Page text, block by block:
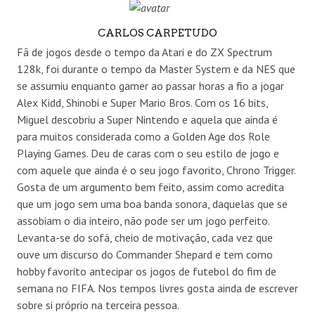
CARLOS CARPETUDO
Fã de jogos desde o tempo da Atari e do ZX Spectrum
128k, foi durante o tempo da Master System e da NES que
se assumiu enquanto gamer ao passar horas a fio a jogar
Alex Kidd, Shinobi e Super Mario Bros. Com os 16 bits,
Miguel descobriu a Super Nintendo e aquela que ainda é
para muitos considerada como a Golden Age dos Role
Playing Games. Deu de caras com o seu estilo de jogo e
com aquele que ainda é o seu jogo favorito, Chrono Trigger.
Gosta de um argumento bem feito, assim como acredita
que um jogo sem uma boa banda sonora, daquelas que se
assobiam o dia inteiro, não pode ser um jogo perfeito.
Levanta-se do sofá, cheio de motivação, cada vez que
ouve um discurso do Commander Shepard e tem como
hobby favorito antecipar os jogos de futebol do fim de
semana no FIFA. Nos tempos livres gosta ainda de escrever
sobre si próprio na terceira pessoa.